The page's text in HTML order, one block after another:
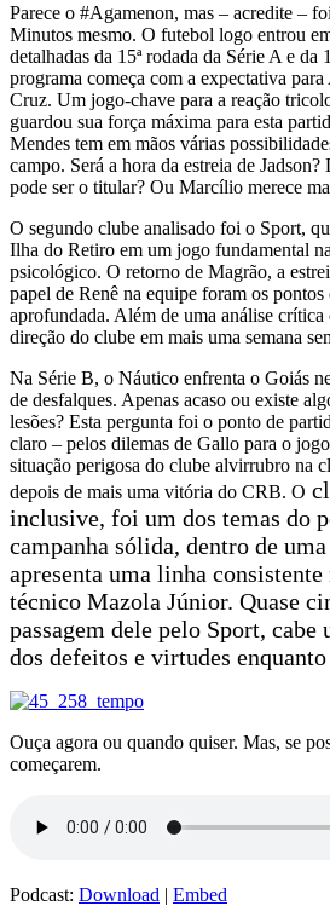
Parece o #Agamenon, mas – acredite –
Minutos mesmo. O futebol logo entrou
detalhadas da 15ª rodada da Série A e da
programa começa com a expectativa
Cruz. Um jogo-chave para a reação
guardou sua força máxima para esta
Mendes tem em mãos várias
campo. Será a hora da estreia de
pode ser o titular? Ou Marcílio merece
O segundo clube analisado foi o Sport,
Ilha do Retiro em um jogo fundamental
psicológico. O retorno de Magrão, a
papel de Renê na equipe foram os
aprofundada. Além de uma análise crítica
direção do clube em mais uma semana
Na Série B, o Náutico enfrenta o Goiás
de desfalques. Apenas acaso ou existe
lesões? Esta pergunta foi o ponto de
claro – pelos dilemas de Gallo para o
situação perigosa do clube alvirrubro na
depois de mais uma vitória do CRB. O
inclusive, foi um dos temas do
campanha sólida, dentro de
apresenta uma linha
técnico Mazola Júnior. Quase
passagem dele pelo Sport, cabe
dos defeitos e virtudes
Ouça agora ou quando quiser. Mas, se
começarem.
Podcast: Download | Embed